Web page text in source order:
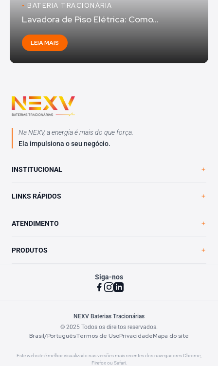
• BATERIA TRACIONÁRIA
Lavadora de Piso Elétrica: Como...
LEIA MAIS
Na NEXV, a energia é mais do que força.
Ela impulsiona o seu negócio.
INSTITUCIONAL
Trabalhe Conosco
LINKS RÁPIDOS
Contato
ATENDIMENTO
Assistência técnica
PRODUTOS
Modelos TNE
Siga-nos
NEXV Baterias Tracionárias
© 2025 Todos os direitos reservados.
Brasil/PortuguêsTermos de UsoPrivacidadeMapa do site
Este website é melhor visualizado nas versões mais recentes dos navegadores Chrome,
Firefox ou Safari.